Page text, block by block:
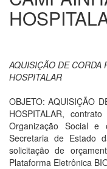
AQUISIÇÃO DE CORDA
HOSPITALAR
OBJETO: AQUISIÇÃO
HOSPITALAR,
Organização Social
Secretaria de Estado
solicitação de
Plataforma Eletrônica